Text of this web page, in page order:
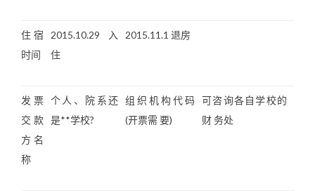
住宿
时间
2015.10.29 入
住
2015.11.1 退房
发票
交款
方名
称
个人、院系还
是**学校?
组织机构代码
(开票需 要)
可咨询各自学校的
财 务处